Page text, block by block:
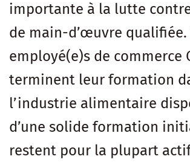
importante à la lutte
de main-d’œuvre qualifiée.
employé(e)s de commerce
terminent leur formation
l’industrie alimentaire
d’une solide formation
restent pour la plupart